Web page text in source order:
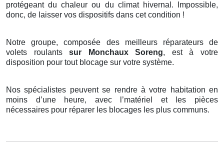
protégeant du chaleur ou du climat hivernal. Impossible,
donc, de laisser vos dispositifs dans cet condition !
Notre groupe, composée des meilleurs réparateurs de
volets roulantssur Monchaux Soreng, est à votre
disposition pour tout blocage sur votre système.
Nos spécialistes peuvent se rendre à votre habitation en
moins d’une heure, avec l’matériel et les pièces
nécessaires pour réparer les blocages les plus communs.